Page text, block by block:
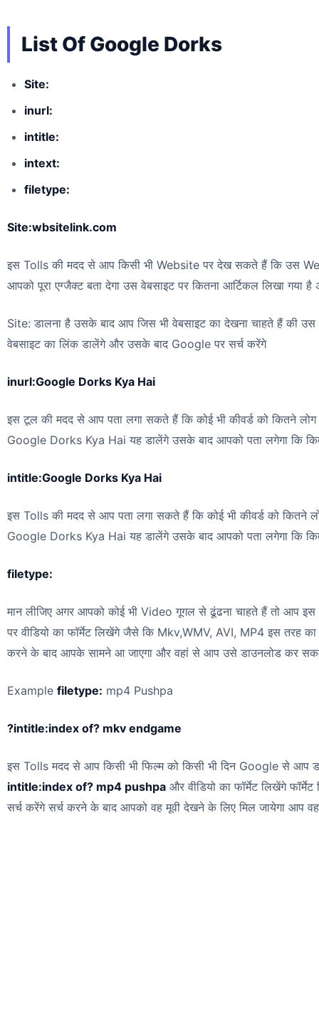
List Of Google Dorks
Site:
inurl:
intitle:
intext:
filetype:
Site:wbsitelink.com
इस Tolls की मदद से आप किसी भी Website पर देख सकते हैं कि उस
आपको पूरा एग्जैक्ट बता देगा उस वेबसाइट पर कितना आर्टिकल लिखा गया
Site: डालना है उसके बाद आप जिस भी वेबसाइट का देखना चाहते हैं की
वेबसाइट का लिंक डालेंगे और उसके बाद Google पर सर्च करेंगे
inurl:Google Dorks Kya Hai
इस टूल की मदद से आप पता लगा सकते हैं कि कोई भी कीवर्ड को कितने
Google Dorks Kya Hai यह डालेंगे उसके बाद आपको पता लगेगा कि
intitle:Google Dorks Kya Hai
इस Tolls की मदद से आप पता लगा सकते हैं कि कोई भी कीवर्ड को कितने
Google Dorks Kya Hai यह डालेंगे उसके बाद आपको पता लगेगा कि
filetype:
मान लीजिए अगर आपको कोई भी Video गूगल से ढूंढना चाहते हैं तो आप
पर वीडियो का फॉर्मेट लिखेंगे जैसे कि Mkv,WMV, AVI, MP4 इस तरह
करने के बाद आपके सामने आ जाएगा और वहां से आप उसे डाउनलोड कर
Example filetype: mp4 Pushpa
?intitle:index of? mkv endgame
इस Tolls मदद से आप किसी भी फिल्म को किसी भी दिन Google से
intitle:index of? mp4 pushpa और वीडियो का फॉर्मेट लिखेंगे
सर्च करेंगे सर्च करने के बाद आपको वह मूवी देखने के लिए मिल जायेगा आप